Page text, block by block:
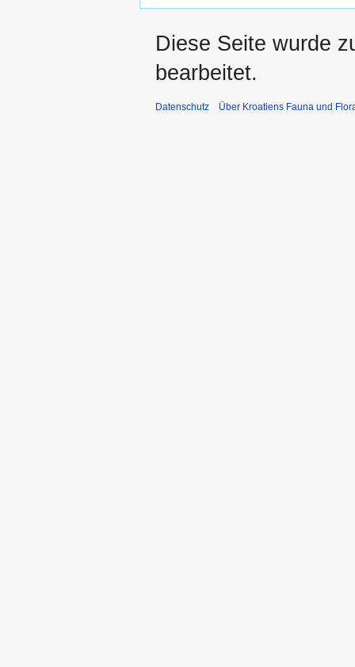
Diese Seite wurde
bearbeitet.
Datenschutz Über Kroatiens Fauna und